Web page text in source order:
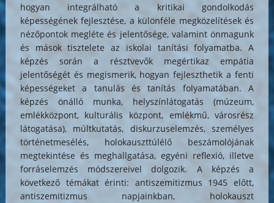
hogyan integrálható a kritikai gondolkodás
képességének fejlesztése, a különféle megközelítések és
nézőpontok megléte és jelentősége, valamint önmagunk
és mások tisztelete az iskolai tanítási folyamatba. A
képzés során a résztvevők megértikaz empátia
jelentőségét és megismerik, hogyan fejleszthetik a fenti
képességeket a tanulás és tanítás folyamatában. A
képzés önálló munka, helyszínlátogatás (múzeum,
emlékközpont, kulturális központ, emlékmű, városrész
látogatása), múltkutatás, diskurzuselemzés, személyes
történetmesélés, holokauszttúlélő beszámolójának
megtekintése és meghallgatása, egyéni reflexió, illetve
forráselemzés módszereivel dolgozik. A képzés a
következő témákat érinti: antiszemitizmus 1945 előtt,
antiszemitizmus napjainkban, holokauszt